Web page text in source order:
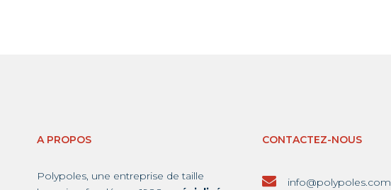
A PROPOS
Polypoles, une entreprise de taille
CONTACTEZ-NOUS
info@polypoles.com